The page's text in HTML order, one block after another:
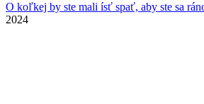
O koľkej by ste mali ísť spať, aby ste sa
2024